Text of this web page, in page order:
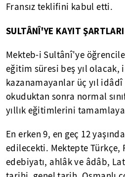
Fransız teklifini kabul etti.
SULTÂNÎ'YE KAYIT ŞARTLARI
Mekteb-i Sultânî'ye
eğitim süresi beş yıl olacak,
kazanamayanlar üç yıl idâdî
okuduktan sonra normal
yıllık eğitimlerini
En erken 9, en geç 12
edilecekti. Mektepte Türkçe,
edebiyatı, ahlâk ve âdâb,